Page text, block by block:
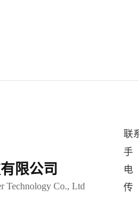
限公司
Technology Co., Ltd
联
手
电
传